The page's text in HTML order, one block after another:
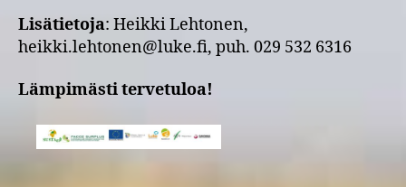
Lisätietoja: Heikki Lehtonen,
heikki.lehtonen@luke.fi, puh. 029 532 6316
Lämpimästi tervetuloa!